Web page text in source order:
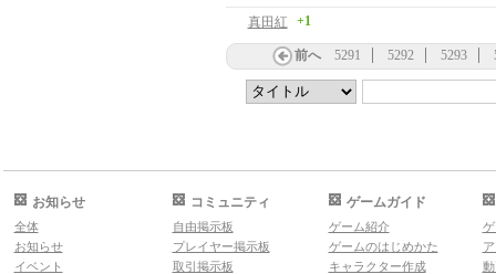
真田紅 +1
前へ 5291 5292 5293
お知らせ
全体
お知らせ
イベント
コミュニティ
自由掲示板
プレイヤー掲示板
取引掲示板
ゲームガイド
ゲーム紹介
ゲームのはじめかた
キャラクター作成